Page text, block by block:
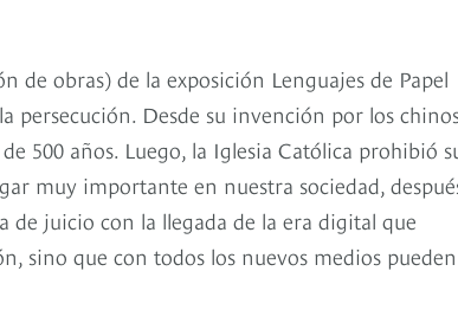
de obras) de la exposición Lenguajes de Papel
persecución. Desde su invención por los
500 años. Luego, la Iglesia Católica prohibió
muy importante en nuestra sociedad,
de juicio con la llegada de la era digital que
sino que con todos los nuevos medios pueden